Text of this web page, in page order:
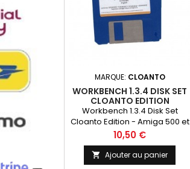
MARQUE: CLOANTO
WORKBENCH 1.3.4 DISK SET
CLOANTO EDITION
Workbench 1.3.4 Disk Set
Cloanto Edition - Amiga 500 et
200
Prix
10,50 €
 Ajouter au panier